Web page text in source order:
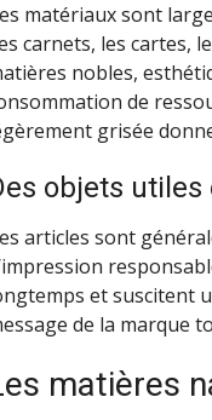
matériaux sont
carnets, les cartes,
nobles,
de
grisée
objets
articles sont
et suscitent
de la marque
matières